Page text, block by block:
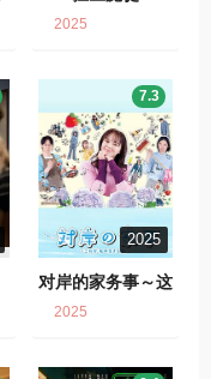
2025
2025
对岸的家务事～这
就是我的生存之
7.3
2025